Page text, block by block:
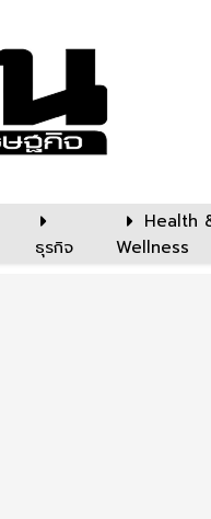
ธุรกิจ
Health
Wellness